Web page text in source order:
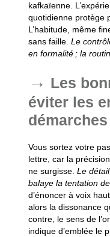
kafkaïenne.
quotidienne protège
L’habitude, même
sans faille. Le
en formalité ; la
Les
éviter les
Vous sortez votre
lettre, car la
ne surgisse. Le
balaye la tentation
d’énoncer à voix
alors la dissonance
contre, le sens de
indique d’emblée le